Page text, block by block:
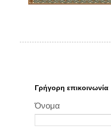
Γρήγορη επικοινωνία
Όνομα